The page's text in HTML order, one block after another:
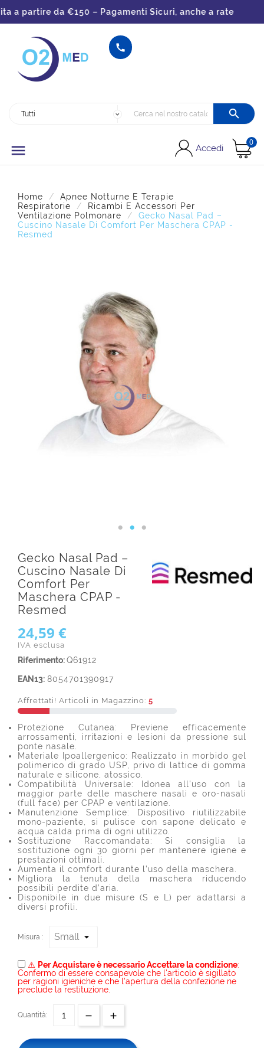
partire da €150 – Pagamenti Sicuri, anche a rate


 Accedi
0
Home
Apnee Notturne E Terapie
Respiratorie
Ricambi E Accessori Per
Ventilazione Polmonare
Gecko Nasal Pad –
Cuscino Nasale Di Comfort Per Maschera CPAP -
Resmed
Gecko Nasal Pad –
Cuscino Nasale Di
Comfort Per
Maschera CPAP -
Resmed
24,59 €
IVA esclusa
Riferimento:Q61912
EAN13: 8054701390917
Affrettati! Articoli in Magazzino: 5
Protezione Cutanea: Previene efficacemente
arrossamenti, irritazioni e lesioni da pressione sul
ponte nasale.
Materiale Ipoallergenico: Realizzato in morbido gel
polimerico di grado USP, privo di lattice di gomma
naturale e silicone, atossico.
Compatibilità Universale: Idonea all'uso con la
maggior parte delle maschere nasali e oro-nasali
(full face) per CPAP e ventilazione.
Manutenzione Semplice: Dispositivo riutilizzabile
mono-paziente, si pulisce con sapone delicato e
acqua calda prima di ogni utilizzo.
Sostituzione Raccomandata: Si consiglia la
sostituzione ogni 30 giorni per mantenere igiene e
prestazioni ottimali.
Aumenta il comfort durante l’uso della maschera.
Migliora la tenuta della maschera riducendo
possibili perdite d’aria.
Disponibile in due misure (S e L) per adattarsi a
diversi profili.
Misura :
⚠️ Per Acquistare è necessario Accettare la condizione:
Confermo di essere consapevole che l'articolo è sigillato
per ragioni igieniche e che l'apertura della confezione ne
preclude la restituzione.
Quantità: